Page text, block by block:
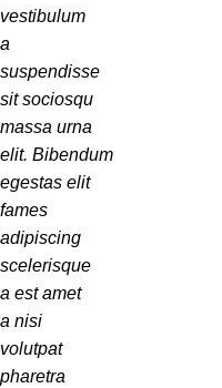
vestibulum
a
suspendisse
sit sociosqu
massa urna
elit. Bibendum
egestas elit
fames
adipiscing
scelerisque
a est amet
a nisi
volutpat
pharetra